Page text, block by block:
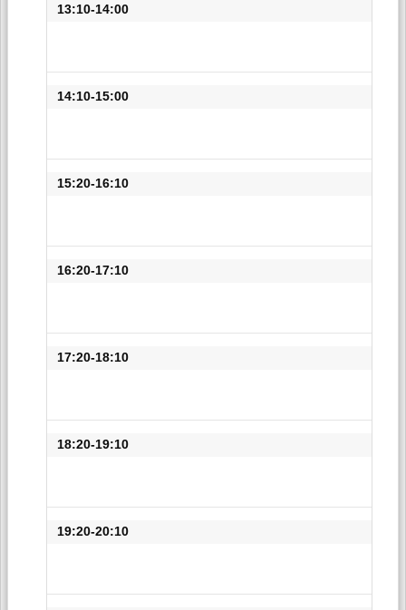
13:10-14:00
14:10-15:00
15:20-16:10
16:20-17:10
17:20-18:10
18:20-19:10
19:20-20:10